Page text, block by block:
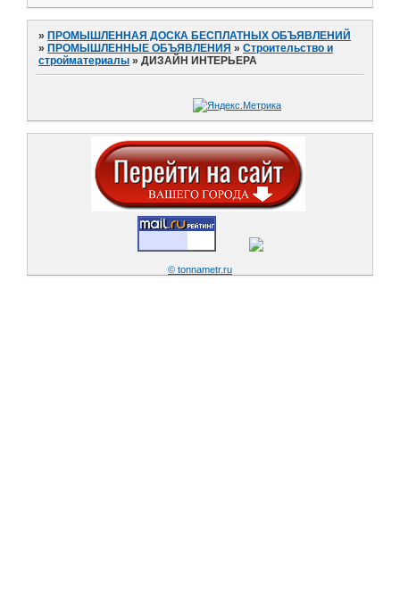
»ПРОМЫШЛЕННАЯ ДОСКА БЕСПЛАТНЫХ ОБЪЯВЛЕНИЙ
»ПРОМЫШЛЕННЫЕ ОБЪЯВЛЕНИЯ »Строительство и
стройматериалы »ДИЗАЙН ИНТЕРЬЕРА
© tonnametr.ru